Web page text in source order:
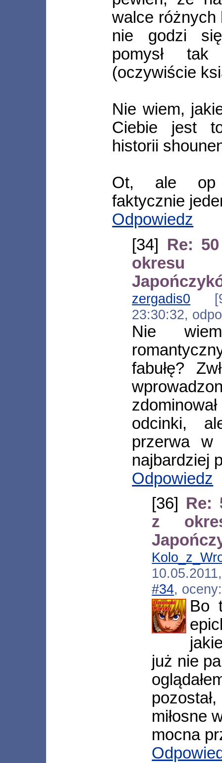
walce różnych
nie godzi
pomysł tak
(oczywiście
Nie wiem,
Ciebie jest
historii
Ot, ale op
faktycznie
Odpowiedz
[34] Re:
okresu
zergadis0
23:30:32,
Nie
fabułę?
odcinki,
przerwa
najbardziej
Odpowiedz
[36] Re:
z
#34,
Bo
już nie
miłosne
mocna